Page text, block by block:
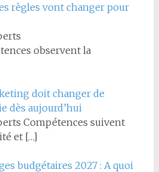
règles vont changer pour
observent la
doit changer de
dès aujourd’hui
Compétences suivent
et […]
budgétaires 2027 : A quoi